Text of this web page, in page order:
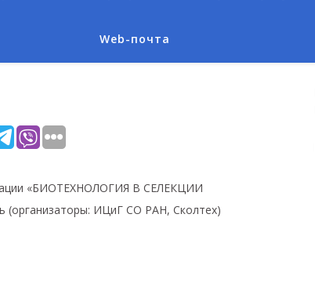
Web-почта
«БИОТЕХНОЛОГИЯ В СЕЛЕКЦИИ
(организаторы: ИЦиГ СО РАН, Сколтех)